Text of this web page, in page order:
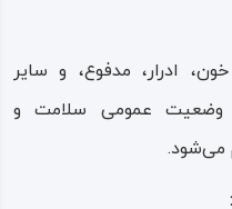
ادرار، مدفوع، و سایر
وضعیت عمومی سلامت و
می‌شود.